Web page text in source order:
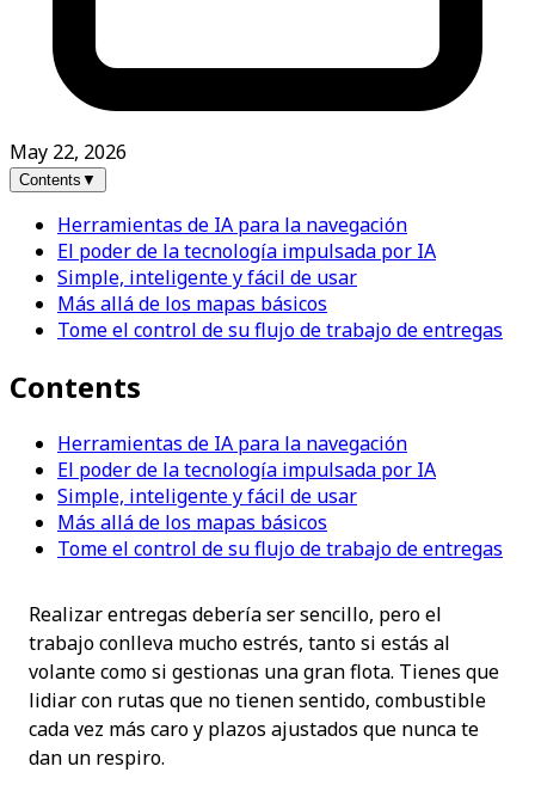
May 22, 2026
Contents ▼
Herramientas de IA para la navegación
El poder de la tecnología impulsada por IA
Simple, inteligente y fácil de usar
Más allá de los mapas básicos
Tome el control de su flujo de trabajo de entregas
Contents
Herramientas de IA para la navegación
El poder de la tecnología impulsada por IA
Simple, inteligente y fácil de usar
Más allá de los mapas básicos
Tome el control de su flujo de trabajo de entregas
Realizar entregas debería ser sencillo, pero el
trabajo conlleva mucho estrés, tanto si estás al
volante como si gestionas una gran flota. Tienes que
lidiar con rutas que no tienen sentido, combustible
cada vez más caro y plazos ajustados que nunca te
dan un respiro.